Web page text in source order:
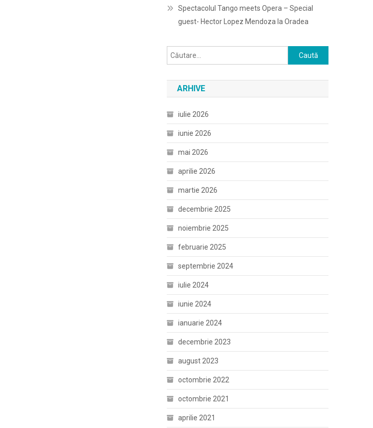
Spectacolul Tango meets Opera – Special
guest- Hector Lopez Mendoza la Oradea
Caută
după:
ARHIVE
iulie 2026
iunie 2026
mai 2026
aprilie 2026
martie 2026
decembrie 2025
noiembrie 2025
februarie 2025
septembrie 2024
iulie 2024
iunie 2024
ianuarie 2024
decembrie 2023
august 2023
octombrie 2022
octombrie 2021
aprilie 2021